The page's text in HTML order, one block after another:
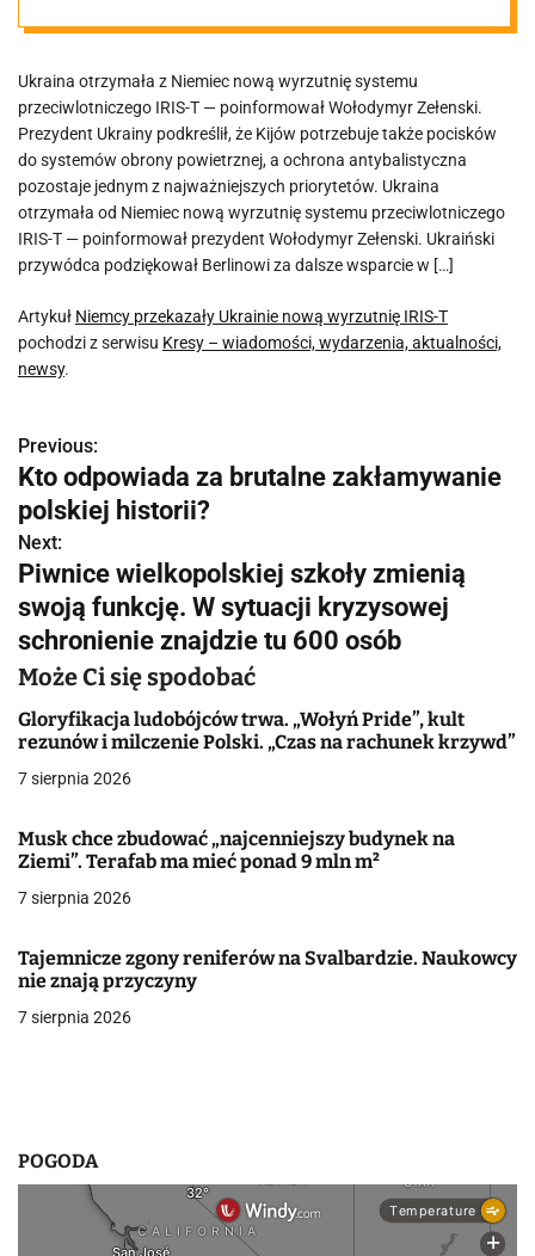
T
Ukraina otrzymała z Niemiec nową wyrzutnię systemu
przeciwlotniczego IRIS-T — poinformował Wołodymyr Zełenski.
Prezydent Ukrainy podkreślił, że Kijów potrzebuje także pocisków
do systemów obrony powietrznej, a ochrona antybalistyczna
pozostaje jednym z najważniejszych priorytetów. Ukraina
otrzymała od Niemiec nową wyrzutnię systemu przeciwlotniczego
IRIS-T — poinformował prezydent Wołodymyr Zełenski. Ukraiński
przywódca podziękował Berlinowi za dalsze wsparcie w […]
Artykuł Niemcy przekazały Ukrainie nową wyrzutnię IRIS-T
pochodzi z serwisu Kresy – wiadomości, wydarzenia, aktualności,
newsy.
N
a
w
i
g
a
c
j
w
p
i
s
Previous:
Kto odpowiada za brutalne zakłamywanie
polskiej historii?
Next:
Piwnice wielkopolskiej szkoły zmienią
swoją funkcję. W sytuacji kryzysowej
schronienie znajdzie tu 600 osób
Może Ci się spodobać
Gloryfikacja ludobójców trwa. „Wołyń Pride”, kult
rezunów i milczenie Polski. „Czas na rachunek krzywd”
7 sierpnia 2026
Musk chce zbudować „najcenniejszy budynek na
Ziemi”. Terafab ma mieć ponad 9 mln m²
7 sierpnia 2026
Tajemnicze zgony reniferów na Svalbardzie. Naukowcy
nie znają przyczyny
7 sierpnia 2026
POGODA